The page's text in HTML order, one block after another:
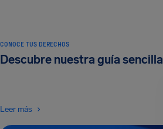
CONOCE TUS DERECHOS
Descubre nuestra guía sencilla
Leer más